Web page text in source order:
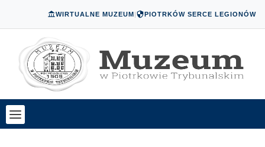
WIRTUALNE MUZEUM| PIOTRKÓW SERCE LEGIONÓW